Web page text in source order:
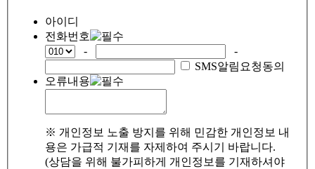
아이디
전화번호
-
-
SMS알림요청동의
오류내용
※ 개인정보 노출 방지를 위해 민감한 개인정보 내
용은 가급적 기재를 자제하여 주시기 바랍니다.
(상담을 위해 불가피하게 개인정보를 기재하셔야